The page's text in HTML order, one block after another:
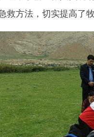
图为：深入佳朗奇村冬吾
了安全生产知识的覆盖
“安全生产月”活动为契机
济社会高质量发展保驾护